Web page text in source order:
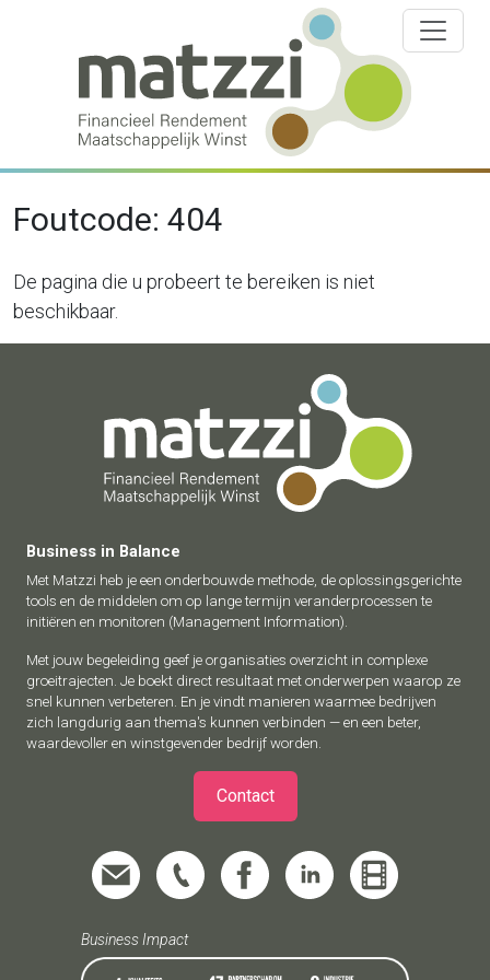
Foutcode: 404
De pagina die u probeert te bereiken is niet
beschikbaar.
Business in Balance
Met Matzzi heb je een onderbouwde methode, de oplossingsgerichte
tools en de middelen om op lange termijn veranderprocessen te
initiëren en monitoren (Management Information).
Met jouw begeleiding geef je organisaties overzicht in complexe
groeitrajecten. Je boekt direct resultaat met onderwerpen waarop ze
snel kunnen verbeteren. En je vindt manieren waarmee bedrijven
zich langdurig aan thema's kunnen verbinden — en een beter,
waardevoller en winstgevender bedrijf worden.
Contact
Business Impact